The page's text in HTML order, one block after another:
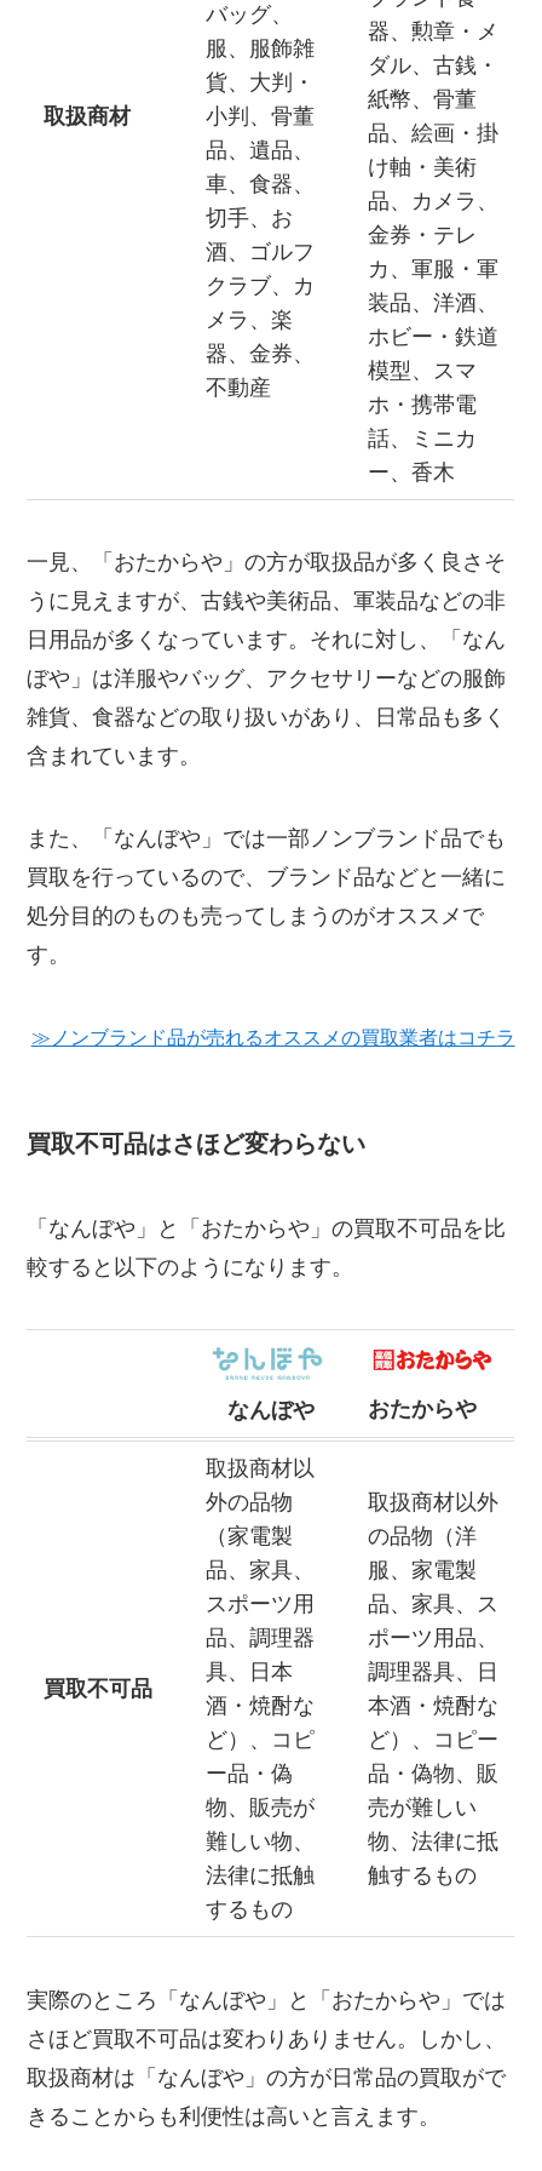
取扱商材
バッグ、
服、服飾雑
貨、大判・
小判、骨董
品、遺品、
車、食器、
切手、お
酒、ゴルフ
クラブ、カ
メラ、楽
器、金券、
不動産
器、勲章・メ
ダル、古銭・
紙幣、骨董
品、絵画・掛
け軸・美術
品、カメラ、
金券・テレ
カ、軍服・軍
装品、洋酒、
ホビー・鉄道
模型、スマ
ホ・携帯電
話、ミニカ
ー、香木
一見、「おたからや」の方が取扱品が多く良さそ
うに見えますが、古銭や美術品、軍装品などの非
日用品が多くなっています。それに対し、「なん
ぼや」は洋服やバッグ、アクセサリーなどの服飾
雑貨、食器などの取り扱いがあり、日常品も多く
含まれています。
また、「なんぼや」では一部ノンブランド品でも
買取を行っているので、ブランド品などと一緒に
処分目的のものも売ってしまうのがオススメで
す。
≫ノンブランド品が売れるオススメの買取業者はコチラ
買取不可品はさほど変わらない
「なんぼや」と「おたからや」の買取不可品を比
較すると以下のようになります。
なんぼや おたからや
買取不可品
取扱商材以
外の品物
（家電製
品、家具、
スポーツ用
品、調理器
具、日本
酒・焼酎な
ど）、コピ
ー品・偽
物、販売が
難しい物、
法律に抵触
するもの
取扱商材以外
の品物（洋
服、家電製
品、家具、ス
ポーツ用品、
調理器具、日
本酒・焼酎な
ど）、コピー
品・偽物、販
売が難しい
物、法律に抵
触するもの
実際のところ「なんぼや」と「おたからや」では
さほど買取不可品は変わりありません。しかし、
取扱商材は「なんぼや」の方が日常品の買取がで
きることからも利便性は高いと言えます。